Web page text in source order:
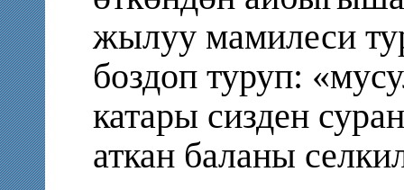
жылуу мамилеси
боздоп туруп:
катары сизден
аткан баланы